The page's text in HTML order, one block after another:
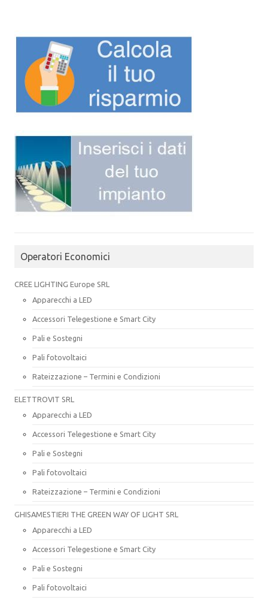
Operatori Economici
CREE LIGHTING Europe SRL
Apparecchi a LED
Accessori Telegestione e Smart City
Pali e Sostegni
Pali fotovoltaici
Rateizzazione – Termini e Condizioni
ELETTROVIT SRL
Apparecchi a LED
Accessori Telegestione e Smart City
Pali e Sostegni
Pali fotovoltaici
Rateizzazione – Termini e Condizioni
GHISAMESTIERI THE GREEN WAY OF LIGHT SRL
Apparecchi a LED
Accessori Telegestione e Smart City
Pali e Sostegni
Pali fotovoltaici